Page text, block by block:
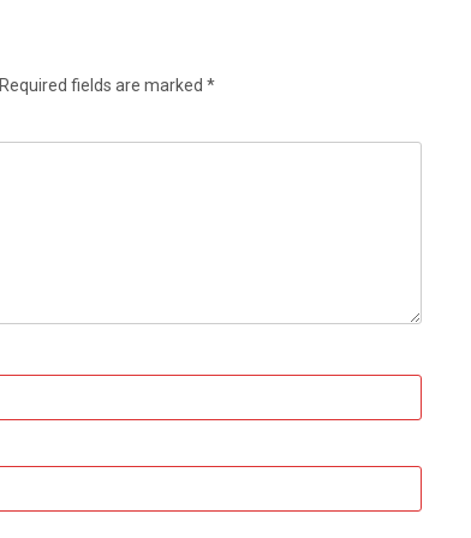
Required fields are marked *